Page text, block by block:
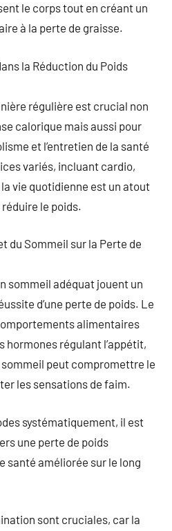
le corps tout en créant un
à la perte de graisse.
la Réduction du Poids
régulière est crucial non
calorique mais aussi pour
et l’entretien de la santé
variés, incluant cardio,
vie quotidienne est un atout
le poids.
du Sommeil sur la Perte de
sommeil adéquat jouent un
d’une perte de poids. Le
alimentaires
hormones régulant l’appétit,
peut compromettre le
les sensations de faim.
systématiquement, il est
une perte de poids
santé améliorée sur le long
sont cruciales, car la